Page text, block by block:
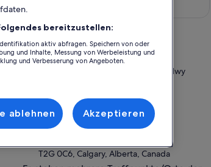
Ort der Aktivität
Moraine Lake
Moraine Lake Rd, off Great Divide Hwy
Treffpunkt/Ort der Einlösung
Delta Hotels Calgary Downtown
T2G 0C6, Calgary, Alberta, Canada
bereitzustellen:
aktiv abfragen. Speichern von oder
und Inhalte, Messung von Werbeleistung und
und Verbesserung von Angeboten.
ablehnen Akzeptieren